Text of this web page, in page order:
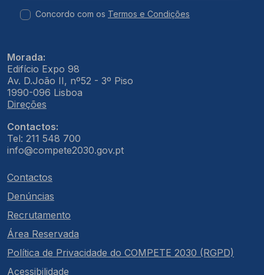
Concordo com os Termos e Condições
Morada:
Edifício Expo 98
Av. D.João II, nº52 - 3º Piso
1990-096 Lisboa
Direções
Contactos:
Tel: 211 548 700
info@compete2030.gov.pt
Contactos
Denúncias
Recrutamento
Área Reservada
Política de Privacidade do COMPETE 2030 (RGPD)
Acessibilidade